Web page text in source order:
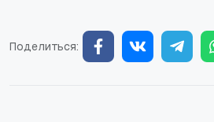
Поделиться: